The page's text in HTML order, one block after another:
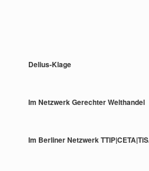
Delius-Klage
Im Netzwerk Gerechter Welthandel
Im Berliner Netzwerk